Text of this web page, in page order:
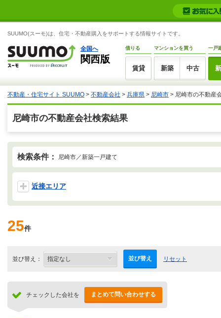
SUUMO(スーモ)は、住宅・不動産購入をサポートする情報サイトです。
全国へ
関西版
借りる
賃貸
マンションを買う
新築 中古
一戸
不動産・住宅サイト SUUMO > 不動産会社 > 兵庫県 > 尼崎市 > 尼崎市の不動産
尼崎市の不動産会社検索結果
検索条件： 尼崎市／新築一戸建て
近接エリア
25件
並び替え： 並び替え リセット
チェックした会社を まとめて問い合わせする